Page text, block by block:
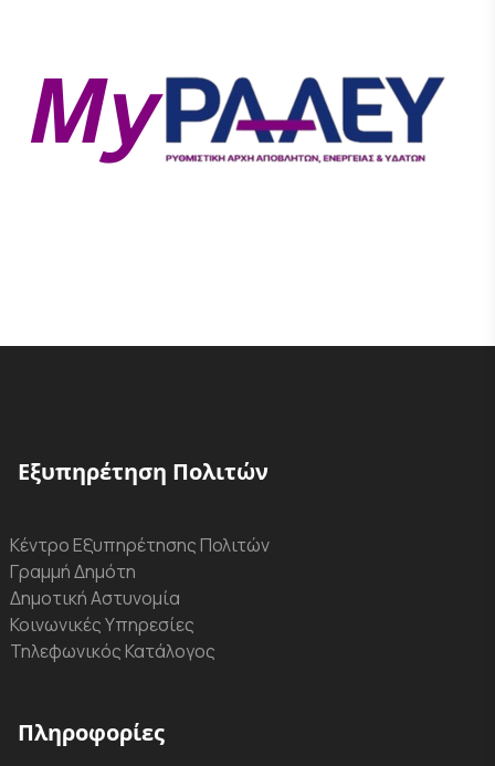
Εξυπηρέτηση Πολιτών
Κέντρο Εξυπηρέτησης Πολιτών
Γραμμή Δημότη
Δημοτική Αστυνομία
Κοινωνικές Υπηρεσίες
Τηλεφωνικός Κατάλογος
Πληροφορίες